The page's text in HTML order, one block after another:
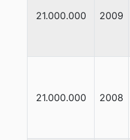
21.000.000 2009
21.000.000 2008